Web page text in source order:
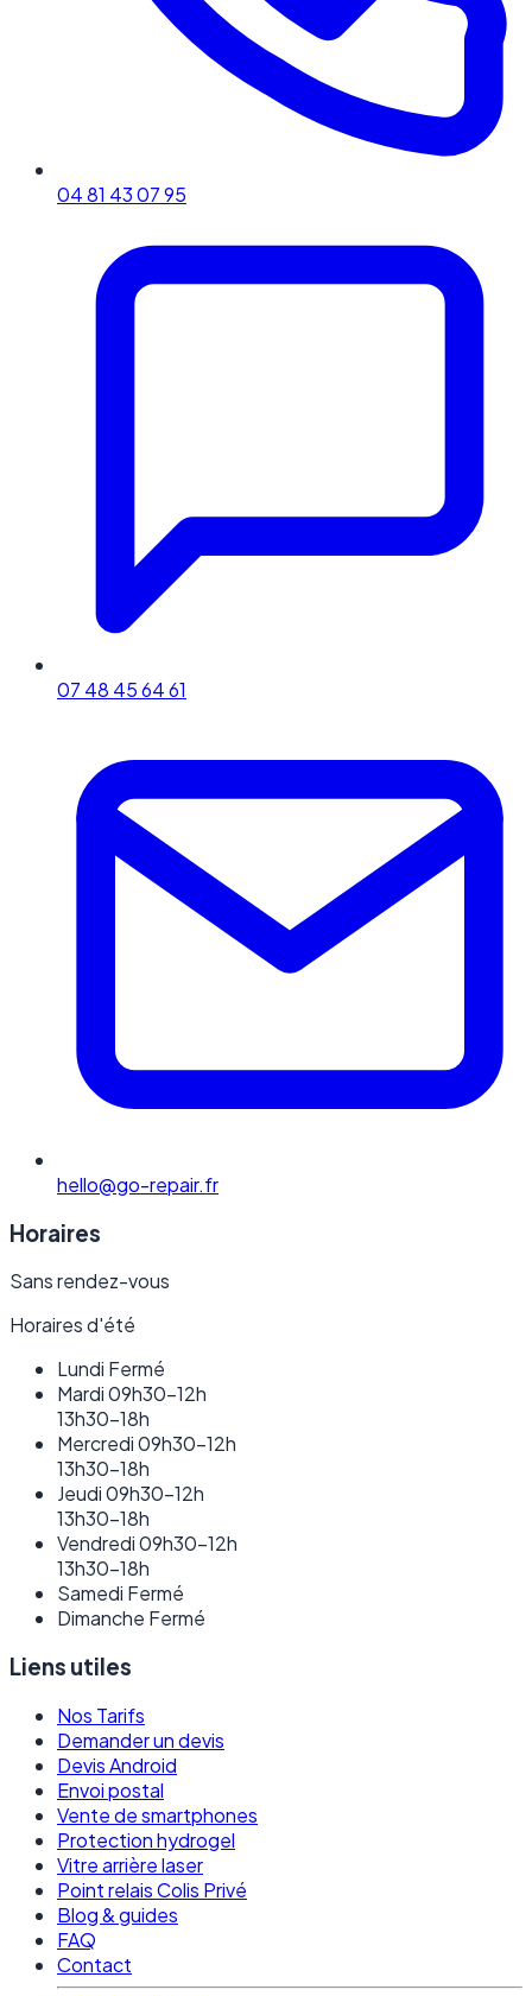
04 81 43 07 95
07 48 45 64 61
hello@go-repair.fr
Horaires
Sans rendez-vous
Horaires d'été
Lundi Fermé
Mardi09h30–12h
13h30–18h
Mercredi09h30–12h
13h30–18h
Jeudi09h30–12h
13h30–18h
Vendredi09h30–12h
13h30–18h
Samedi Fermé
Dimanche Fermé
Liens utiles
Nos Tarifs
Demander un devis
Devis Android
Envoi postal
Vente de smartphones
Protection hydrogel
Vitre arrière laser
Point relais Colis Privé
Blog & guides
FAQ
Contact